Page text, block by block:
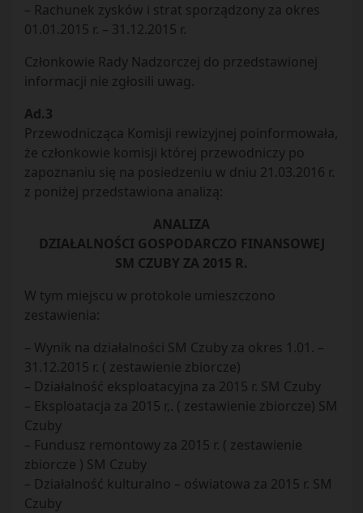
– Rachunek zysków i strat sporządzony za okres
01.01.2015 r. – 31.12.2015 r.
Członkowie Rady Nadzorczej do przedstawionej
informacji nie zgłosili uwag.
Ad.3
Przewodnicząca Komisji rewizyjnej poinformowała,
że członkowie komisji której przewodniczy po
zapoznaniu się na posiedzeniu w dniu 21.03.2016 r.
z poniżej przedstawiona analizą:
ANALIZA
DZIAŁALNOŚCI GOSPODARCZO FINANSOWEJ
SM CZUBY ZA 2015 R.
W tym miejscu w protokole umieszczono
zestawienia:
– Wynik na działalności SM Czuby za okres 1.01. –
31.12.2015 r. ( zestawienie zbiorcze)
– Działalność eksploatacyjna za 2015 r. SM Czuby
– Eksploatacja za 2015 r,. ( zestawienie zbiorcze) SM
Czuby
– Fundusz remontowy za 2015 r. ( zestawienie
zbiorcze ) SM Czuby
– Działalność kulturalno – oświatowa za 2015 r. SM
Czuby